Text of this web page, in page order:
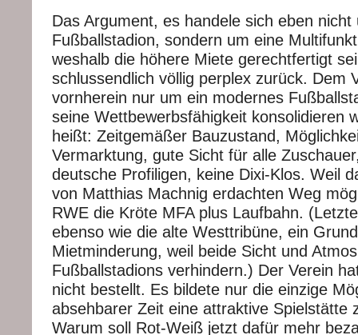
Das Argument, es handele sich eben nicht
Fußballstadion, sondern um eine
weshalb die höhere Miete gerechtfertigt
schlussendlich völlig perplex zurück. Dem
vornherein nur um ein modernes
seine Wettbewerbsfähigkeit konsolidieren
heißt: Zeitgemäßer Bauzustand,
Vermarktung, gute Sicht für alle
deutsche Profiligen, keine Dixi-Klos. Weil
von Matthias Machnig erdachten Weg
RWE die Kröte MFA plus Laufbahn.
ebenso wie die alte Westtribüne, ein
Mietminderung, weil beide Sicht und
Fußballstadions verhindern.) Der Verein
nicht bestellt. Es bildete nur die einzige
absehbarer Zeit eine attraktive Spielstätte
Warum soll Rot-Weiß jetzt dafür mehr